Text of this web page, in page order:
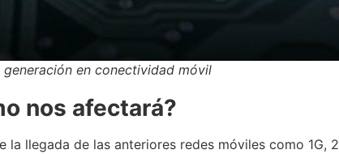
en conectividad móvil
nos afectará?
la llegada de las anteriores redes móviles como